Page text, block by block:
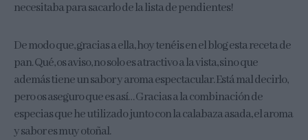
necesitaba para sacarlo de la lista de pendientes!
De modo que, gracias a ella, hoy tenéis en el blog esta receta de
pan. Qué, os aviso, no solo es atractivo a la vista, sino que
además tiene un sabor y aroma espectacular. Está mal decirlo,
pero os aseguro que es así… Gracias a la combinación de
especias que he utilizado junto con la calabaza asada, el aroma
y sabor es muy otoñal.